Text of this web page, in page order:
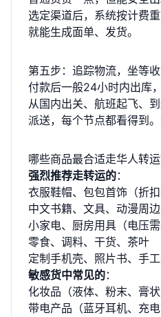
选定渠道后，系统按计费
就能生成面单、发货。
第五步：追踪物流，坐等
付款后一般24小时内出库
从国内出关、航班起飞、
派送，每个节点都看得到。
哪些商品最合适走华人转
强烈推荐走转运的：
衣服鞋帽、包包首饰（折扣
中文书籍、文具、动漫周边
小家电、厨房用具（电压需
零食、调料、干货、茶叶
定制手机壳、照片书、手
敏感货中常见的：
化妆品（液体、粉末、膏状
带电产品（蓝牙耳机、充电